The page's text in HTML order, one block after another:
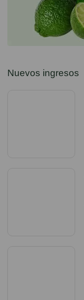
Nuevos ingresos